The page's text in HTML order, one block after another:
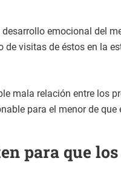
emocional del
visitas de éstos en la
mala relación entre los
para el menor de
para que